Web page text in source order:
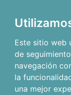
Este sitio web
de
navegación
la
una mejor